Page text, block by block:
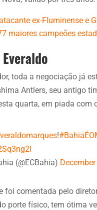
ex-Fluminense e
maiores campeões
toda a negociação já
Antlers, seu antigo
quarta, em piada com
!
(@ECBahia)
foi comentada pelo
porte físico, tem ótima